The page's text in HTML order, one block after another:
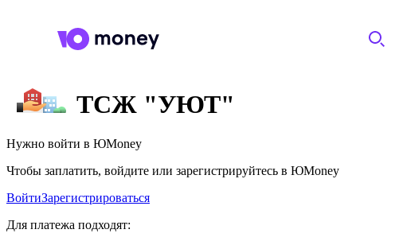
ТСЖ "УЮТ"
Нужно войти в ЮMoney
Чтобы заплатить, войдите или зарегистрируйтесь в ЮMoney
ВойтиЗарегистрироваться
Для платежа подходят: